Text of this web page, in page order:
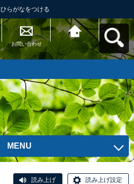
ひらがなをつける
お問い合わせ
あだち協働パートナ
ーサイトへ戻る
MENU
読み上げ 読み上げ設定